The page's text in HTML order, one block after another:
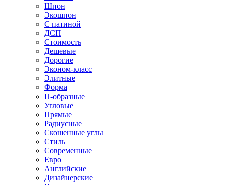
Шпон
Экошпон
С патиной
ДСП
Стоимость
Дешевые
Дорогие
Эконом-класс
Элитные
Форма
П-образные
Угловые
Прямые
Радиусные
Скошенные углы
Стиль
Современные
Евро
Английские
Дизайнерские